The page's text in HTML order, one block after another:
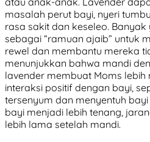
masalah perut bayi, nyeri
rasa sakit dan keseleo.
sebagai “ramuan ajaib” untuk
rewel dan membantu mereka
menunjukkan bahwa mandi
lavender membuat Moms
interaksi positif dengan bayi,
tersenyum dan menyentuh
bayi menjadi lebih tenang,
lebih lama setelah mandi.